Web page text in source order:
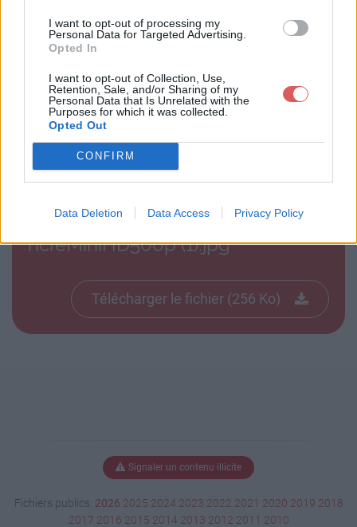
I want to opt-out of processing my
Personal Data for Targeted Advertising.
Opted In
I want to opt-out of Collection, Use,
Retention, Sale, and/or Sharing of my
Personal Data that Is Unrelated with the
Purposes for which it was collected.
Opted Out
CONFIRM
Data Deletion Data Access Privacy Policy
Télécharger le fichier 418419LaF
ureurDeVaincreMiniHD500p (1).j
pg
Télécharger 418419LaFureurDeVai
ncreMiniHD500p (1).jpg
Télécharger le fichier (256 Ko)
Signaler un contenu illicite
Fichiers publics: 2026 2025 2024 2023 2022 2021 2020 2019 2018
2017 2016 2015 2014 2013 2012 2011 2010